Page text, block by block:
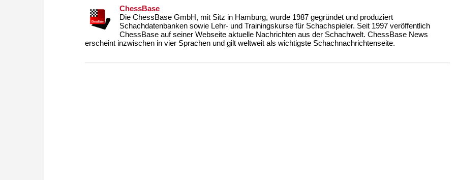
ChessBase
Die ChessBase GmbH, mit Sitz in Hamburg, wurde 1987 gegründet und produziert
Schachdatenbanken sowie Lehr- und Trainingskurse für Schachspieler. Seit 1997 veröffentlich
ChessBase auf seiner Webseite aktuelle Nachrichten aus der Schachwelt. ChessBase News
erscheint inzwischen in vier Sprachen und gilt weltweit als wichtigste Schachnachrichtenseite.